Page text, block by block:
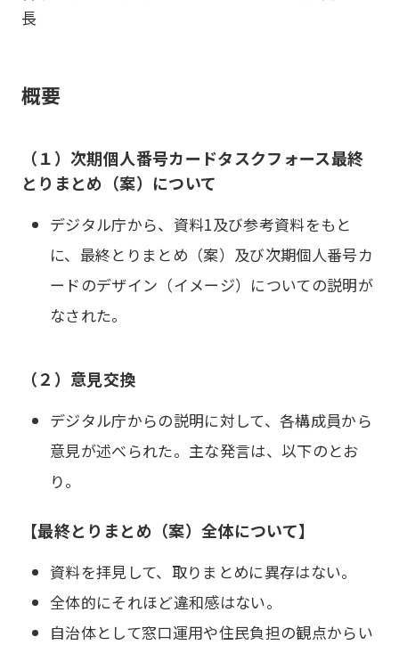
長
概要
（１）次期個人番号カードタスクフォース最終
とりまとめ（案）について
デジタル庁から、資料1及び参考資料をもと
に、最終とりまとめ（案）及び次期個人番号カ
ードのデザイン（イメージ）についての説明が
なされた。
（２）意見交換
デジタル庁からの説明に対して、各構成員から
意見が述べられた。主な発言は、以下のとお
り。
【最終とりまとめ（案）全体について】
資料を拝見して、取りまとめに異存はない。
全体的にそれほど違和感はない。
自治体として窓口運用や住民負担の観点からい